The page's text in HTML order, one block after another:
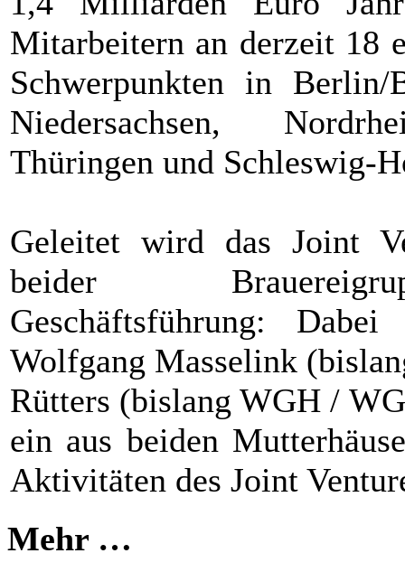
Mitarbeitern an derzeit 18
Schwerpunkten in Berlin/
Niedersachsen,
Thüringen und Schleswig-
Geleitet wird das Joint
beider
Geschäftsführung:
Wolfgang Masselink
Rütters (bislang WGH /
ein aus beiden
Aktivitäten des Joint
Mehr …